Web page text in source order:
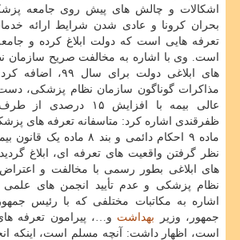
اشکالات و چالش های پیش روی جامعه
بحران کرونا و عادی شدن شرایط ارائه
تعرفه هایی است که دولت ابلاغ کرده و
است. وی با اشاره به مخالفت صریح سازمان
های ابلاغی دولت برای
مذاکرات گوناگون سازمان نظام پزشکی،
عالی بیمه با افزایش ۱۵
ماده ۹ احکام دائمی و بند ۸
نظر گرفتن واقعیت های تعرفه ای، ابلاغ
های ابلاغی بطور رسمی با مخالفت و
نظام پزشکی و عدم تأیید انجمن های علمی
اشاره به مکاتبات مختلفی که با رئیس
جمهور، وزیر بهداشت و…، پیرامون تعرفه
است، اظهار داشت: آنچه مسلم است، اینکه